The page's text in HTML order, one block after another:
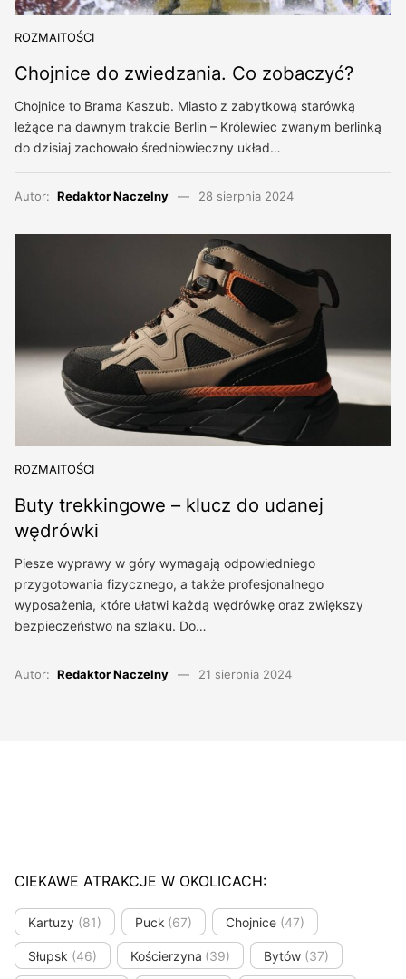
ROZMAITOŚCI
Chojnice do zwiedzania. Co zobaczyć?
Chojnice to Brama Kaszub. Miasto z zabytkową starówką
leżące na dawnym trakcie Berlin – Królewiec zwanym berlinką
do dzisiaj zachowało średniowieczny układ…
Autor: Redaktor Naczelny 28 sierpnia 2024
ROZMAITOŚCI
Buty trekkingowe – klucz do udanej
wędrówki
Piesze wyprawy w góry wymagają odpowiedniego
przygotowania fizycznego, a także profesjonalnego
wyposażenia, które ułatwi każdą wędrówkę oraz zwiększy
bezpieczeństwo na szlaku. Do…
Autor: Redaktor Naczelny 21 sierpnia 2024
CIEKAWE ATRAKCJE W OKOLICACH:
Kartuzy (81) Puck (67) Chojnice (47)
Słupsk (46) Kościerzyna (39) Bytów (37)